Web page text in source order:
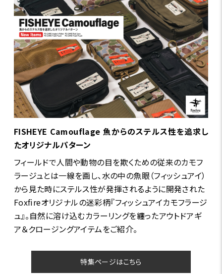
FISHEYE Camouflage 魚からのステルス性を追求し
たオリジナルパターン
フィールドで人間や動物の目を欺くための従来のカモフ
ラージュとは一線を画し、水の中の魚眼（フィッシュアイ）
から見た時にステルス性が発揮されるように開発された
Foxfireオリジナルの迷彩柄『フィッシュアイカモフラージ
ュ』。自然に溶け込むカラーリングを纏ったアウトドアギ
ア＆クロージングアイテムをご紹介。
特集ページはこちら